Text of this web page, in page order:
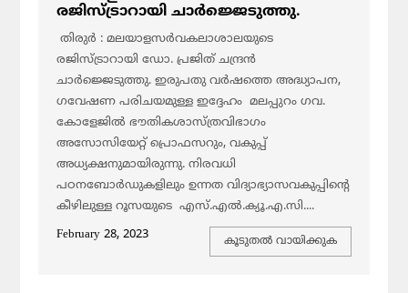
രജിസ്ട്രാറായി ചാര്‍ജ്ജെടുത്തു.
തിരുർ : മലയാളസര്‍വകലാശാലയുടെ
രജിസ്ട്രാറായി ഡോ. പ്രജിത് ചന്ദ്രൻ
ചാര്‍ജ്ജെടുത്തു. ഇരുപതു വര്‍ഷത്തെ അദ്ധ്യാപന,
ഗവേഷണ പരിചയമുള്ള ഇദ്ദേഹം മലപ്പുറം ഗവ.
കോളേജില്‍ ഭൗതികശാസ്ത്രവിഭാഗം
അസോസിയേറ്റ് പ്രൊഫസറും, വകുപ്പ്
അധ്യക്ഷനുമായിരുന്നു. നിരവധി
പഠനബോര്‍ഡുകളിലും ഉന്നത വിദ്യാഭ്യാസവകുപ്പിന്‍റെ
കീഴിലുള്ള റൂസയുടെ എസ്.എല്‍.ക്യൂ.എ.സി....
February 28, 2023
കൂടുതല്‍ വായിക്കുക